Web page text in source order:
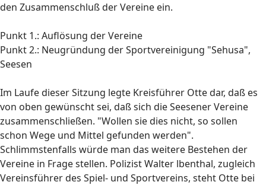
den Zusammenschluß der Vereine ein.
Punkt 1.: Auflösung der Vereine
Punkt 2.: Neugründung der Sportvereinigung "Sehusa",
Seesen
Im Laufe dieser Sitzung legte Kreisführer Otte dar, daß es
von oben gewünscht sei, daß sich die Seesener Vereine
zusammenschließen. "Wollen sie dies nicht, so sollen
schon Wege und Mittel gefunden werden".
Schlimmstenfalls würde man das weitere Bestehen der
Vereine in Frage stellen. Polizist Walter lbenthal, zugleich
Vereinsführer des Spiel- und Sportvereins, steht Otte bei